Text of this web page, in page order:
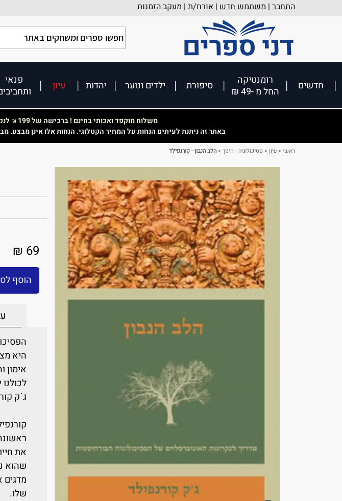
התחבר | משתמש חדש | אורח/ת | מעקב הזמנות
חדשים
רומנטיקה
החל מ -49 ₪
סיפורת ילדים ונוער יהדות עיון
פנאי
משלוח מוקפד ואכותי בחינם ! ברכישה של 199 ₪
באתר זה ניתנת לעיתים הנחות על המחיר הקטלוגי. הנחות אלו אינן
ראשי >עיון > פסיכולוגיה - חינוך >הלב הנבון - קורנפילד
69 ₪
הוסף
היא
ג´ק
את
שהוא
מדגים
שלו.